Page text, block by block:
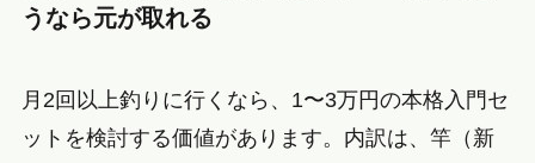
うなら元が取れる
月2回以上釣りに行くなら、1〜3万円の本格入門セ
ットを検討する価値があります。内訳は、竿（新